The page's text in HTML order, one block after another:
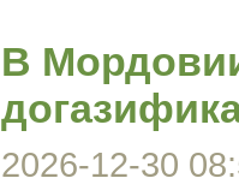
В
2026-12-30